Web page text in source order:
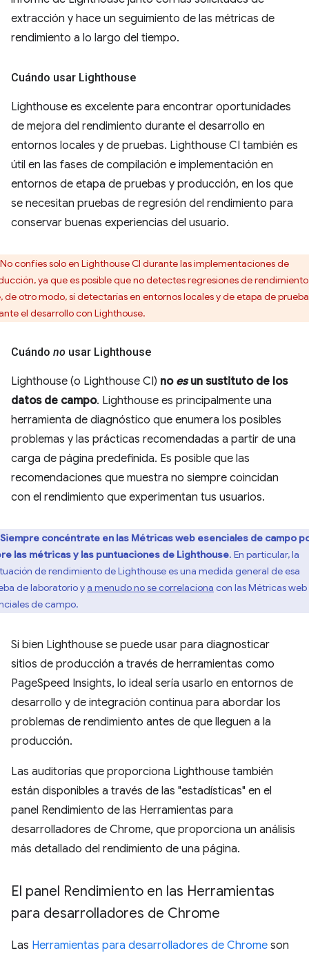
extracción y hace un seguimiento de las métricas de
rendimiento a lo largo del tiempo.
Cuándo usar Lighthouse
Lighthouse es excelente para encontrar oportunidades
de mejora del rendimiento durante el desarrollo en
entornos locales y de pruebas. Lighthouse CI también es
útil en las fases de compilación e implementación en
entornos de etapa de pruebas y producción, en los que
se necesitan pruebas de regresión del rendimiento para
conservar buenas experiencias del usuario.
No confíes solo en Lighthouse CI durante las implementaciones de
ya que es posible que no detectes regresiones de rendimiento
de otro modo, sí detectarías en entornos locales y de etapa de
el desarrollo con Lighthouse.
Cuándo no usar Lighthouse
Lighthouse (o Lighthouse CI) no esun sustituto de los
datos de campo. Lighthouse es principalmente una
herramienta de diagnóstico que enumera los posibles
problemas y las prácticas recomendadas a partir de una
carga de página predefinida. Es posible que las
recomendaciones que muestra no siempre coincidan
con el rendimiento que experimentan tus usuarios.
Siempre concéntrate en las Métricas web esenciales de campo
las métricas y las puntuaciones de Lighthouse. En particular, la
de rendimiento de Lighthouse es una medida general de esa
de laboratorio ya menudo no se correlaciona con las Métricas web
de campo.
Si bien Lighthouse se puede usar para diagnosticar
sitios de producción a través de herramientas como
PageSpeed Insights, lo ideal sería usarlo en entornos de
desarrollo y de integración continua para abordar los
problemas de rendimiento antes de que lleguen a la
producción.
Las auditorías que proporciona Lighthouse también
están disponibles a través de las "estadísticas" en el
panel Rendimiento de las Herramientas para
desarrolladores de Chrome, que proporciona un análisis
más detallado del rendimiento de una página.
El panel Rendimiento en las Herramientas
para desarrolladores de Chrome
Las Herramientas para desarrolladores de Chrome son